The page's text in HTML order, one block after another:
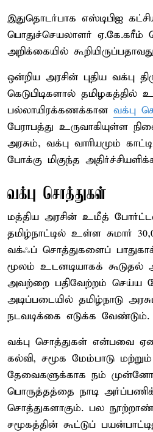
இதுதொடர்பாக எஸ்டிபிஐ
பொதுச்செயலாளர் ஏ.கே.கரீம்
அறிக்கையில்
ஒன்றிய அரசின் புதிய வக்பு
கெடுபிடிகளால் தமிழகத்தில்
பல்லாயிரக்கணக்கான வக்பு
பேராபத்து உருவாகியுள்ள
அரசும், வக்பு வாரியமும்
போக்கு மிகுந்த
வக்பு சொத்துகள்
மத்திய அரசின் உமீத்
தமிழ்நாட்டில் உள்ள சுமார்
வக்ஃப் சொத்துகளைப்
மூலம் உடனடியாகக் கூடுதல்
அவற்றை பதிவேற்றம் செய்ய
அடிப்படையில் தமிழ்நாடு
நடவடிக்கை எடுக்க வேண்டும்.
வக்பு சொத்துகள் என்பவை
கல்வி, சமூக மேம்பாடு
தேவைகளுக்காக நம்
பொருத்தத்தை நாடி
சொத்துகளாகும். பல
சமூகத்தின் கூட்டுப்